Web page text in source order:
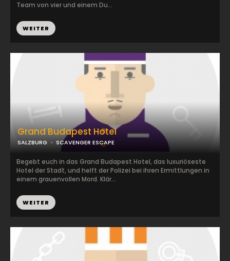
Grand Budapest Hotel
SALZBURG SCAVENGER ESCAPE
Begebt euch in das Grand Budapest Hotel, das luxuriöseste
Hotel der Stadt, und helft der Polizei bei ihren Ermittlungen in
einem grauenvollen Mord. Klär...
WEITER
Team von vier und einem Du...
WEITER